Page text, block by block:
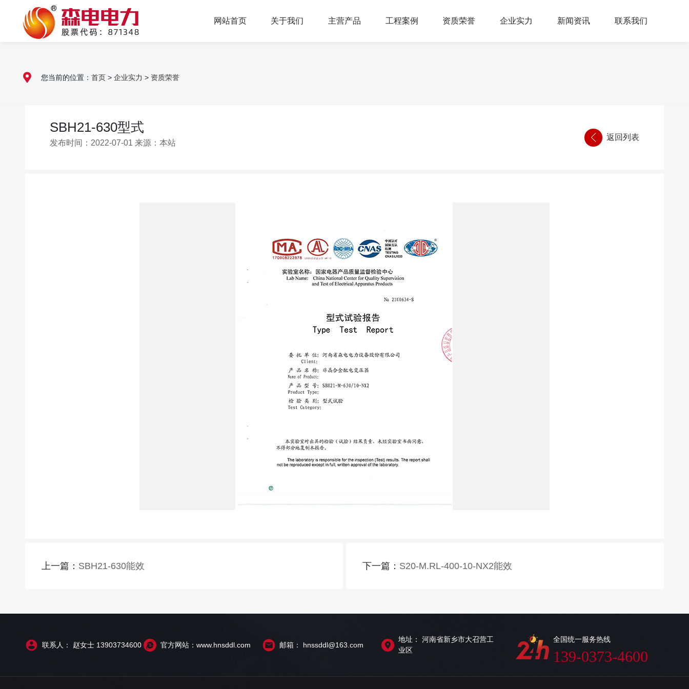
网站首页 关于我们 主营产品 工程案例 资质荣誉 企业实力 新闻资讯 联系我们
您当前的位置： 首页> 企业实力 > 资质荣誉
SBH21-630型式
发布时间：2022-07-01 来源：本站
返回列表
上一篇： SBH21-630能效 下一篇： S20-M.RL-400-10-NX2能效
联系人： 赵女士 13903734600 官方网站：www.hnsddl.com 邮箱： hnssddl@163.com
地址： 河南省新乡市大召营工
业区
全国统一服务热线
139-0373-4600